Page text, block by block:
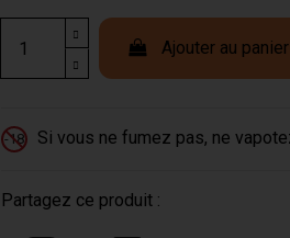
Ajouter au panier
-18 Si vous ne fumez pas, ne
Partagez ce produit :